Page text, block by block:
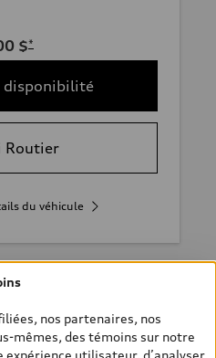
$*
disponibilité
Routier
du véhicule
nos partenaires, nos
mêmes, des témoins sur notre
expérience utilisateur, d’analyser